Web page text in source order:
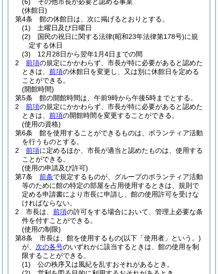
(休館日)
第4条
館の休館日は、次に掲げるとおりとする。
(1)
土曜日及び日曜日
(2)
国民の祝日に関する法律(昭和23年法律第178号)に規
定する休日
(3)
12月28日から翌年1月4日までの間
2
前項の規定にかかわらず、市長が特に必要があると認めた
ときは、 前項の休館日を変更し、又は別に休館日を定める
ことができる。
(開館時間)
第5条
館の開館時間は、午前9時から午後5時までとする。
2
前項の規定にかかわらず、市長が特に必要があると認めた
ときは、 前項の開館時間を変更することができる。
(使用の資格)
第6条
館を使用することができるものは、ボランティア活動
を行うものとする。
2
前項に定めるほか、市長が適当と認めたものは、使用する
ことができる。
(使用の申請及び許可)
第7条
前条で規定するものが、グループのボランティア活動
等のために館の特定の部屋を占用使用するときは、規則で
定める申請書により市長に申請し、館の使用許可を受けな
ければならない。
2
市長は、 前項の許可をする場合において、管理上必要な条
件を付すことができる。
(使用の制限)
第8条
市長は、館を使用するもの(以下「使用者」という。)
が、 次の各号のいずれかに該当するときは、館の使用を制
限することができる。
(1)
公の秩序又は風紀を乱すおそれがあるとき。